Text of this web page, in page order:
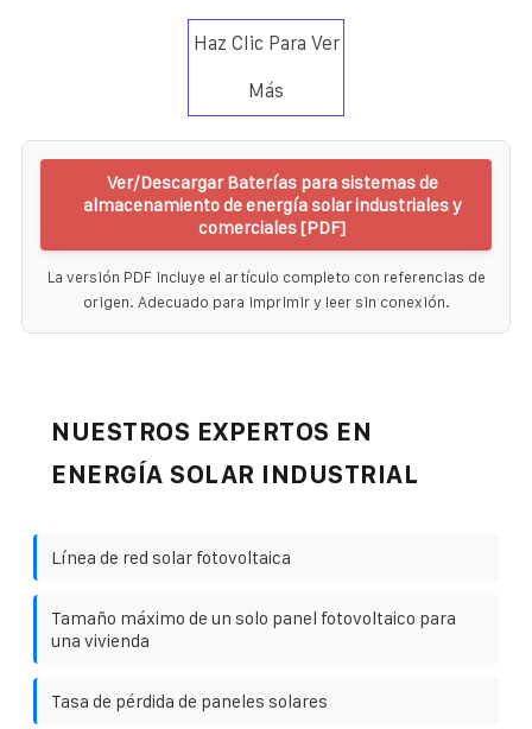
Haz Clic Para Ver
Más
Ver/Descargar Baterías para sistemas de
almacenamiento de energía solar industriales y
comerciales [PDF]
La versión PDF incluye el artículo completo con referencias de
origen. Adecuado para imprimir y leer sin conexión.
NUESTROS EXPERTOS EN
ENERGÍA SOLAR INDUSTRIAL
Línea de red solar fotovoltaica
Tamaño máximo de un solo panel fotovoltaico para
una vivienda
Tasa de pérdida de paneles solares